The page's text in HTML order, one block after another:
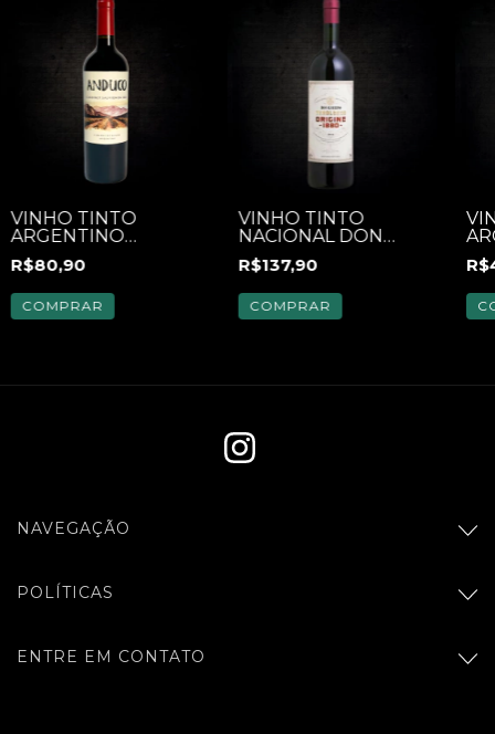
VINHO TINTO
ARGENTINO
ANDUCO CABERNET
SAUVIGNON 750ML
R$80,90
COMPRAR
VINHO TINTO
NACIONAL DON
GUERINO
TEROLDEGO
ORIGINE 1880
750ML
R$137,90
NAVEGAÇÃO
POLÍTICAS
ENTRE EM CONTATO